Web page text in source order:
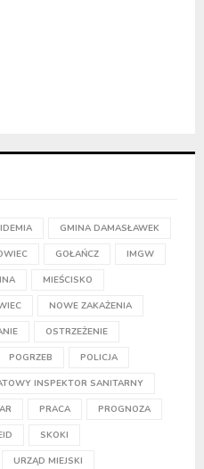
GMINA DAMASŁAWEK
GOŁAŃCZ IMGW
MIEŚCISKO
NOWE ZAKAŻENIA
OSTRZEŻENIE
POGRZEB POLICJA
INSPEKTOR SANITARNY
PRACA PROGNOZA
SKOKI
URZĄD MIEJSKI